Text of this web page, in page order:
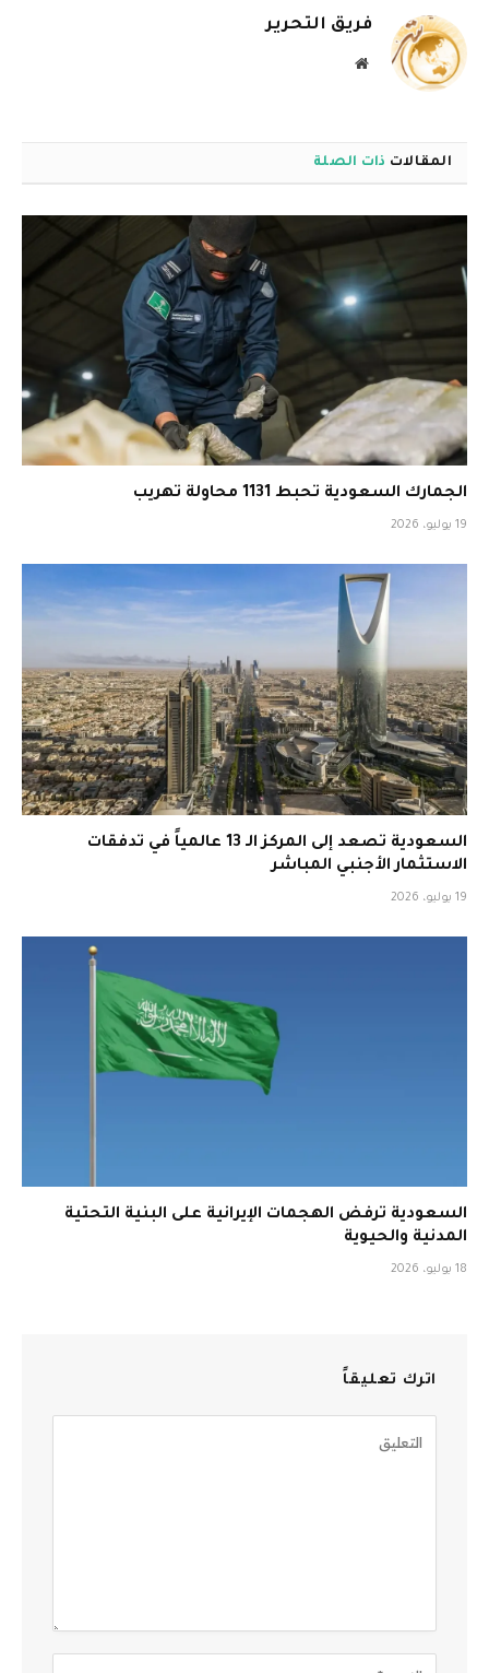
فريق التحرير
موقع
المقالات ذات الصلة
الجمارك السعودية تحبط 1131 محاولة تهريب
19 يوليو، 2026
السعودية تصعد إلى المركز الـ 13 عالمياً في تدفقات
الاستثمار الأجنبي المباشر
19 يوليو، 2026
السعودية ترفض الهجمات الإيرانية على البنية التحتية
المدنية والحيوية
18 يوليو، 2026
اترك تعليقاً